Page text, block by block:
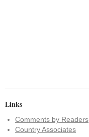
Links
Comments by Readers
Country Associates